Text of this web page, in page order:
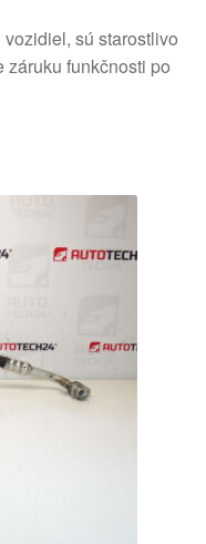
sú starostlivo
záruku funkčnosti po